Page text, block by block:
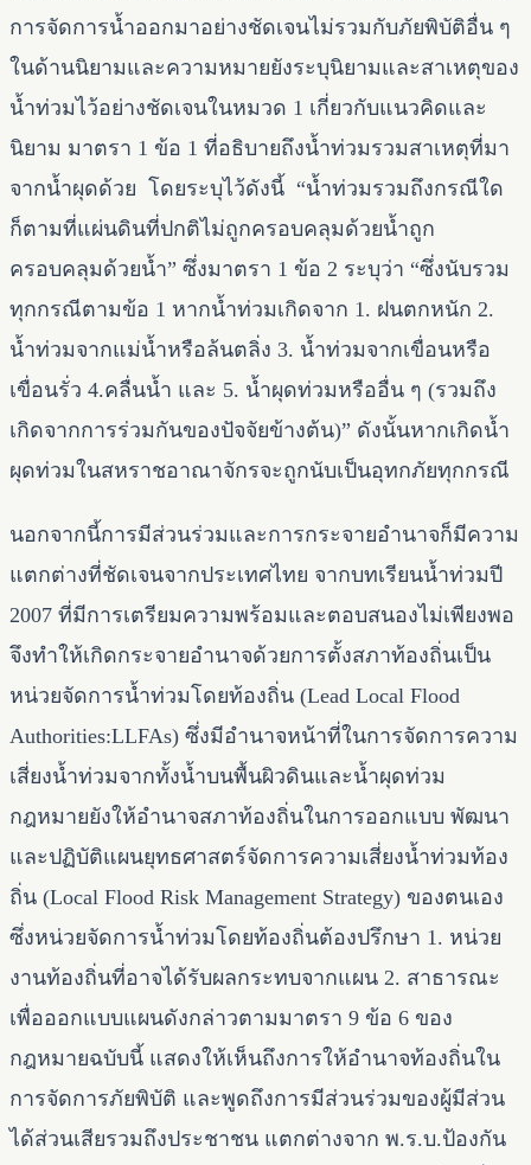
การจัดการน้ำออกมาอย่างชัดเจนไม่รวมกับภัยพิบัติอื่น ๆ
ในด้านนิยามและความหมายยังระบุนิยามและสาเหตุของ
น้ำท่วมไว้อย่างชัดเจนในหมวด 1 เกี่ยวกับแนวคิดและ
นิยาม มาตรา 1 ข้อ 1 ที่อธิบายถึงน้ำท่วมรวมสาเหตุที่มา
จากน้ำผุดด้วย โดยระบุไว้ดังนี้ “น้ำท่วมรวมถึงกรณีใด
ก็ตามที่แผ่นดินที่ปกติไม่ถูกครอบคลุมด้วยน้ำถูก
ครอบคลุมด้วยน้ำ” ซึ่งมาตรา 1 ข้อ 2 ระบุว่า “ซึ่งนับรวม
ทุกกรณีตามข้อ 1 หากน้ำท่วมเกิดจาก 1. ฝนตกหนัก 2.
น้ำท่วมจากแม่น้ำหรือล้นตลิ่ง 3. น้ำท่วมจากเขื่อนหรือ
เขื่อนรั่ว 4.คลื่นน้ำ และ 5. น้ำผุดท่วมหรืออื่น ๆ (รวมถึง
เกิดจากการร่วมกันของปัจจัยข้างต้น)” ดังนั้นหากเกิดน้ำ
ผุดท่วมในสหราชอาณาจักรจะถูกนับเป็นอุทกภัยทุกกรณี
นอกจากนี้การมีส่วนร่วมและการกระจายอำนาจก็มีความ
แตกต่างที่ชัดเจนจากประเทศไทย จากบทเรียนน้ำท่วมปี
2007 ที่มีการเตรียมความพร้อมและตอบสนองไม่เพียงพอ
จึงทำให้เกิดกระจายอำนาจด้วยการตั้งสภาท้องถิ่นเป็น
หน่วยจัดการน้ำท่วมโดยท้องถิ่น (Lead Local Flood
Authorities:LLFAs) ซึ่งมีอำนาจหน้าที่ในการจัดการความ
เสี่ยงน้ำท่วมจากทั้งน้ำบนพื้นผิวดินและน้ำผุดท่วม
กฎหมายยังให้อำนาจสภาท้องถิ่นในการออกแบบ พัฒนา
และปฏิบัติแผนยุทธศาสตร์จัดการความเสี่ยงน้ำท่วมท้อง
ถิ่น (Local Flood Risk Management Strategy) ของตนเอง
ซึ่งหน่วยจัดการน้ำท่วมโดยท้องถิ่นต้องปรึกษา 1. หน่วย
งานท้องถิ่นที่อาจได้รับผลกระทบจากแผน 2. สาธารณะ
เพื่อออกแบบแผนดังกล่าวตามมาตรา 9 ข้อ 6 ของ
กฎหมายฉบับนี้ แสดงให้เห็นถึงการให้อำนาจท้องถิ่นใน
การจัดการภัยพิบัติ และพูดถึงการมีส่วนร่วมของผู้มีส่วน
ได้ส่วนเสียรวมถึงประชาชน แตกต่างจาก พ.ร.บ.ป้องกัน